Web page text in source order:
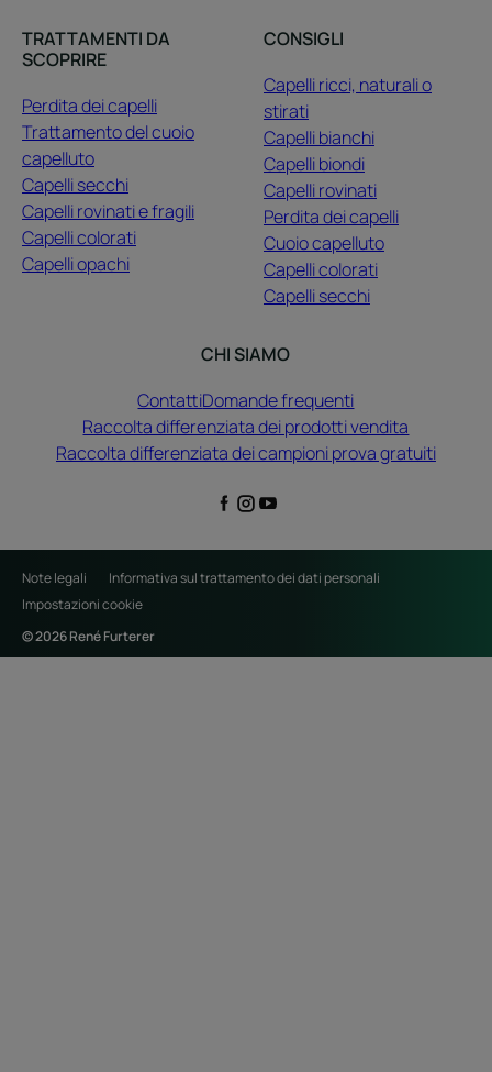
TRATTAMENTI DA
SCOPRIRE
Perdita dei capelli
Trattamento del cuoio
capelluto
Capelli secchi
Capelli rovinati e fragili
Capelli colorati
Capelli opachi
CONSIGLI
Capelli ricci, naturali o
stirati
Capelli bianchi
Capelli biondi
Capelli rovinati
Perdita dei capelli
Cuoio capelluto
Capelli colorati
Capelli secchi
CHI SIAMO
ContattiDomande frequenti
Raccolta differenziata dei prodotti vendita
Raccolta differenziata dei campioni prova gratuiti
Note legali
Informativa sul trattamento dei dati personali
Impostazioni cookie
© 2026 René Furterer